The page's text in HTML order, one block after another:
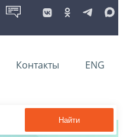
Контакты ENG
Найти